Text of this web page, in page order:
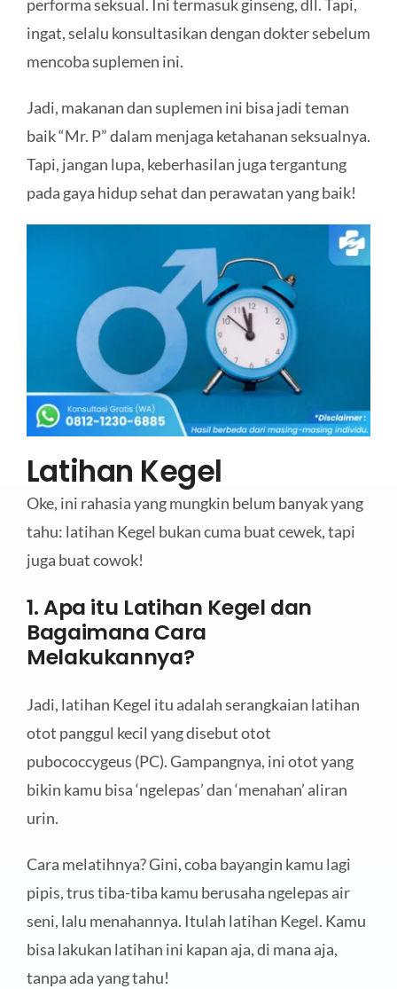
performa seksual. Ini termasuk ginseng, dll. Tapi,
ingat, selalu konsultasikan dengan dokter sebelum
mencoba suplemen ini.
Jadi, makanan dan suplemen ini bisa jadi teman
baik “Mr. P” dalam menjaga ketahanan seksualnya.
Tapi, jangan lupa, keberhasilan juga tergantung
pada gaya hidup sehat dan perawatan yang baik!
Latihan Kegel
Oke, ini rahasia yang mungkin belum banyak yang
tahu: latihan Kegel bukan cuma buat cewek, tapi
juga buat cowok!
1. Apa itu Latihan Kegel dan
Bagaimana Cara
Melakukannya?
Jadi, latihan Kegel itu adalah serangkaian latihan
otot panggul kecil yang disebut otot
pubococcygeus (PC). Gampangnya, ini otot yang
bikin kamu bisa ‘ngelepas’ dan ‘menahan’ aliran
urin.
Cara melatihnya? Gini, coba bayangin kamu lagi
pipis, trus tiba-tiba kamu berusaha ngelepas air
seni, lalu menahannya. Itulah latihan Kegel. Kamu
bisa lakukan latihan ini kapan aja, di mana aja,
tanpa ada yang tahu!